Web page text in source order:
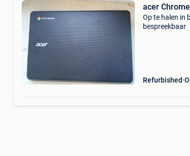
acer
Op te halen in
bespreekbaar
Refurbished